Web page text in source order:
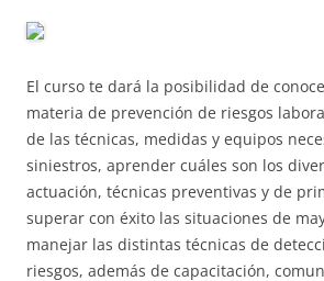
El curso te dará la posibilidad de
materia de prevención de riesgos
de las técnicas, medidas y equipos
siniestros, aprender cuáles son los
actuación, técnicas preventivas y de
superar con éxito las situaciones de
manejar las distintas técnicas de
riesgos, además de capacitación,